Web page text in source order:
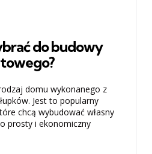
do budowy
domu wykonanego z
Jest to popularny
chcą wybudować własny
prosty i ekonomiczny